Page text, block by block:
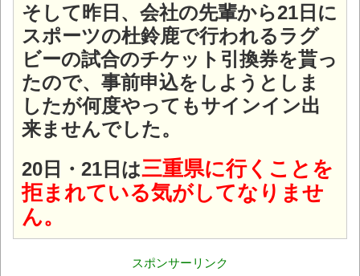
そして昨日、会社の先輩から21日に
スポーツの杜鈴鹿で行われるラグ
ビーの試合のチケット引換券を貰っ
たので、事前申込をしようとしま
したが何度やってもサインイン出
来ませんでした。
20日・21日は三重県に行くことを
拒まれている気がしてなりませ
ん。
スポンサーリンク